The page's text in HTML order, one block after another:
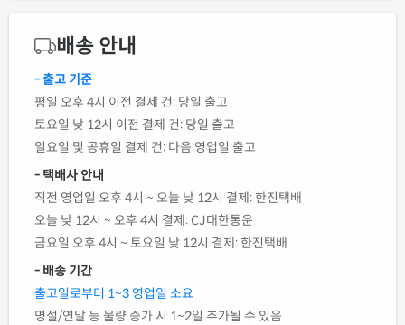
배송 안내
- 출고 기준
평일 오후 4시 이전 결제 건: 당일 출고
토요일 낮 12시 이전 결제 건: 당일 출고
일요일 및 공휴일 결제 건: 다음 영업일 출고
- 택배사 안내
직전 영업일 오후 4시 ~ 오늘 낮 12시 결제: 한진택배
오늘 낮 12시 ~ 오후 4시 결제: CJ대한통운
금요일 오후 4시 ~ 토요일 낮 12시 결제: 한진택배
- 배송 기간
출고일로부터 1~3 영업일 소요
명절/연말 등 물량 증가 시 1~2일 추가될 수 있음